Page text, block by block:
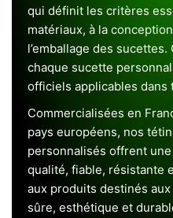
qui définit les critères
matériaux, à la
l’emballage des
chaque sucette
officiels applicables dans
Commercialisées en
pays européens, nos
personnalisés offrent
qualité, fiable, résistante
aux produits destinés
sûre, esthétique et